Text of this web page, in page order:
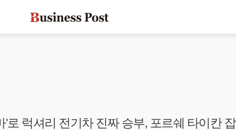
'로 럭셔리 전기차 진짜 승부, 포르쉐 타이칸 잡